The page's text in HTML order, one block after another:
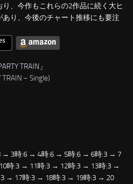
、今作もこれらの2作品に続く大ヒ
あり、今後のチャート推移にも要注
TRAIN 」
– Single)
→ 3時:6 → 4時:6 → 5時:6 → 6時:3 → 7
時:3 → 11時:3 → 12時:3 → 13時:3 →
→ 17時:3 → 18時:3 → 19時:3 → 20